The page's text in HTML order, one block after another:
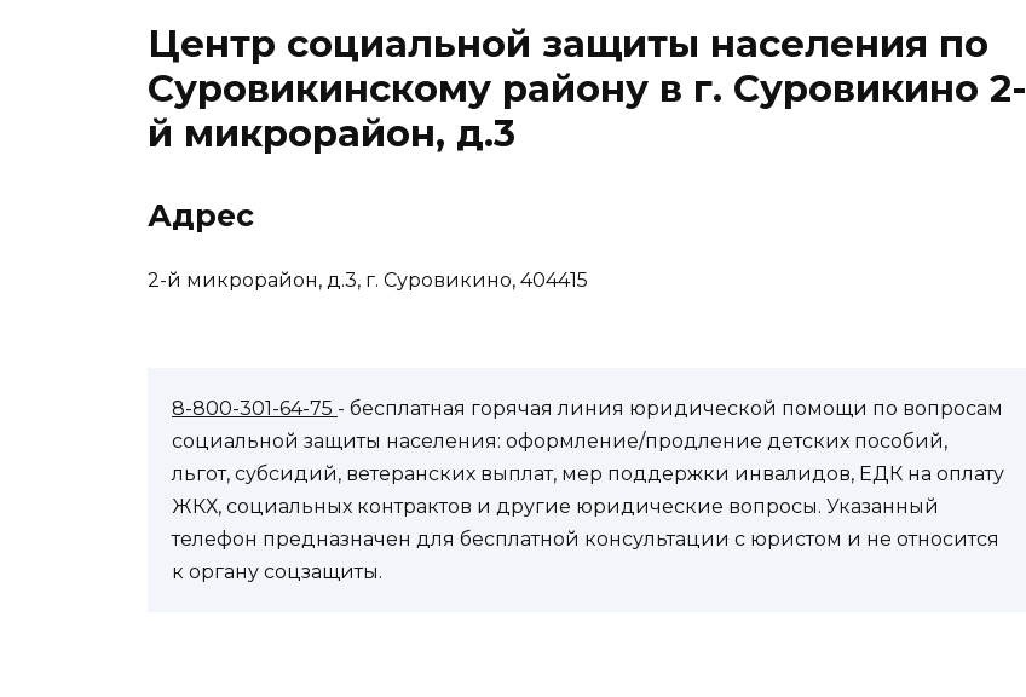
Центр социальной защиты населения по
Суровикинскому району в г. Суровикино 2-
й микрорайон, д.3
Адрес
2-й микрорайон, д.3, г. Суровикино, 404415
8-800-301-64-75 - бесплатная горячая линия юридической помощи по вопросам
социальной защиты населения: оформление/продление детских пособий,
льгот, субсидий, ветеранских выплат, мер поддержки инвалидов, ЕДК на оплату
ЖКХ, социальных контрактов и другие юридические вопросы. Указанный
телефон предназначен для бесплатной консультации с юристом и не относится
к органу соцзащиты.